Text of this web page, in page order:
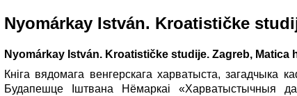
Nyomárkay István. Kroatističke
Nyomárkay István. Kroatističke studije. Zagreb, Matica
Кніга вядомага венгерскага харватыста, загадчыка
Будапешце Іштвана Нёмаркаі «Харватыстычныя